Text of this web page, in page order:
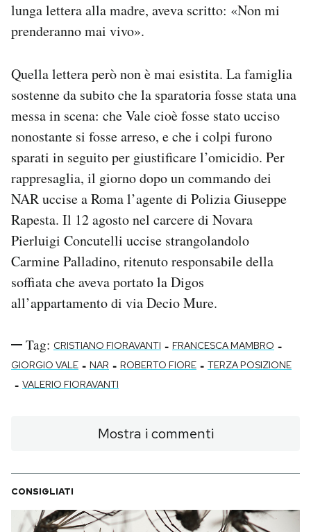
lunga lettera alla madre, aveva scritto: «Non mi
prenderanno mai vivo».
Quella lettera però non è mai esistita. La famiglia
sostenne da subito che la sparatoria fosse stata una
messa in scena: che Vale cioè fosse stato ucciso
nonostante si fosse arreso, e che i colpi furono
sparati in seguito per giustificare l’omicidio. Per
rappresaglia, il giorno dopo un commando dei
NAR uccise a Roma l’agente di Polizia Giuseppe
Rapesta. Il 12 agosto nel carcere di Novara
Pierluigi Concutelli uccise strangolandolo
Carmine Palladino, ritenuto responsabile della
soffiata che aveva portato la Digos
all’appartamento di via Decio Mure.
Tag: CRISTIANO FIORAVANTI - FRANCESCA MAMBRO -
GIORGIO VALE - NAR - ROBERTO FIORE - TERZA POSIZIONE
- VALERIO FIORAVANTI
Mostra i commenti
CONSIGLIATI